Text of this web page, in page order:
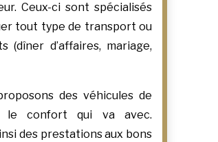
Ceux-ci sont spécialisés
tout type de transport ou
(dîner d’affaires, mariage,
des véhicules de
le confort qui va avec.
des prestations aux bons